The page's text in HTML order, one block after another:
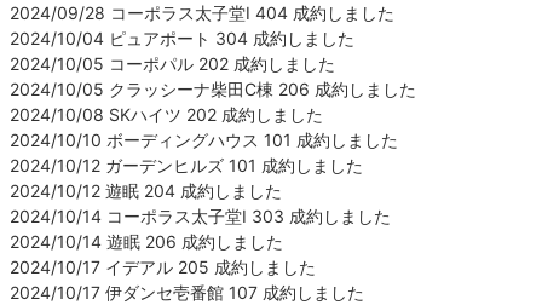
2024/09/28 コーポラス太子堂Ⅰ 404 成約しました
2024/10/04 ピュアポート 304 成約しました
2024/10/05 コーポパル 202 成約しました
2024/10/05 クラッシーナ柴田C棟 206 成約しました
2024/10/08 SKハイツ 202 成約しました
2024/10/10 ボーディングハウス 101 成約しました
2024/10/12 ガーデンヒルズ 101 成約しました
2024/10/12 遊眠 204 成約しました
2024/10/14 コーポラス太子堂Ⅰ 303 成約しました
2024/10/14 遊眠 206 成約しました
2024/10/17 イデアル 205 成約しました
2024/10/17 伊ダンセ壱番館 107 成約しました